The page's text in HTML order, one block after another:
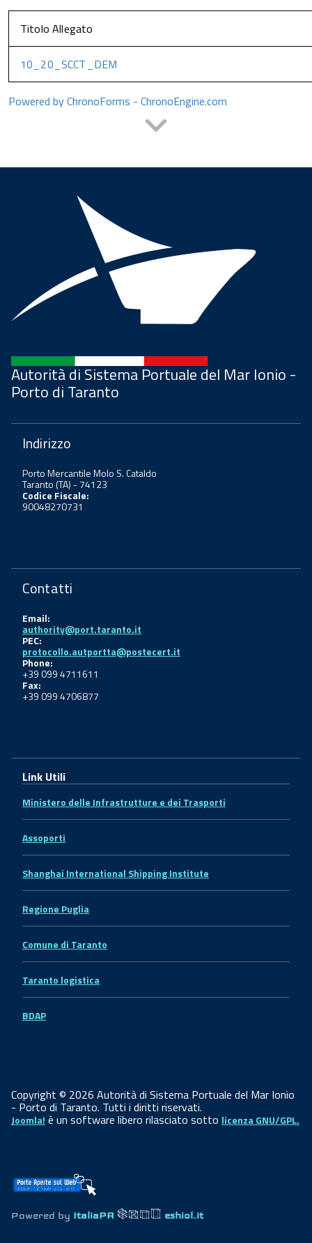
Titolo Allegato
10_20_SCCT_DEM
Powered by ChronoForms - ChronoEngine.com
Autorità di Sistema Portuale del Mar Ionio -
Porto di Taranto
Indirizzo
Porto Mercantile Molo S. Cataldo
Taranto (TA) - 74123
Codice Fiscale:
90048270731
Contatti
Email:
authority@port.taranto.it
PEC:
protocollo.autportta@postecert.it
Phone:
+39 099 4711611
Fax:
+39 099 4706877
Link Utili
Ministero delle Infrastrutture e dei Trasporti
Assoporti
Shanghai International Shipping Institute
Regione Puglia
Comune di Taranto
Taranto logistica
BDAP
Copyright © 2026 Autorità di Sistema Portuale del Mar Ionio
- Porto di Taranto. Tutti i diritti riservati.
Joomla! è un software libero rilasciato sotto licenza GNU/GPL.
Powered by ItaliaPA eshiol.it